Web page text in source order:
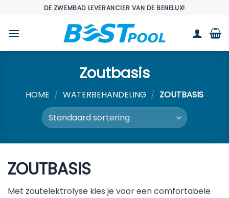
inhoud
DE ZWEMBAD LEVERANCIER VAN DE BENELUX!
Zoutbasis
HOME / WATERBEHANDELING / ZOUTBASIS
ZOUTBASIS
Met zoutelektrolyse kies je voor een comfortabele